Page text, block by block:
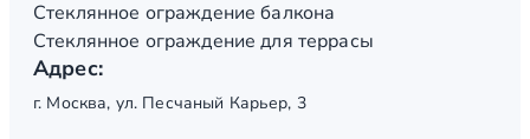
Стеклянное ограждение балкона
Стеклянное ограждение для террасы
Адрес:
г. Москва, ул. Песчаный Карьер, 3